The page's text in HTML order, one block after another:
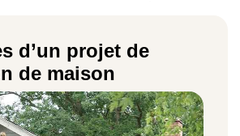
d’un projet de
de maison